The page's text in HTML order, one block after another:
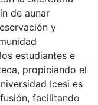
de aunar
y
estudiantes e
propiciando el
Icesi es
facilitando